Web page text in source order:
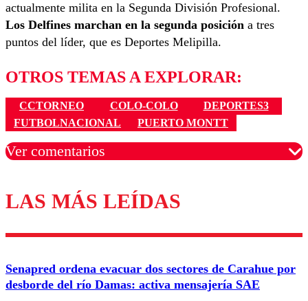
actualmente milita en la Segunda División Profesional.
Los Delfines marchan en la segunda posición a tres
puntos del líder, que es Deportes Melipilla.
OTROS TEMAS A EXPLORAR:
CCTORNEO COLO-COLO
DEPORTES3
FUTBOLNACIONAL
PUERTO MONTT
Ver comentarios
Los comentarios son moderados para garantizar un
diálogo respetuoso.
Correo
LAS MÁS LEÍDAS
Senapred ordena evacuar dos sectores de Carahue por
desborde del río Damas: activa mensajería SAE